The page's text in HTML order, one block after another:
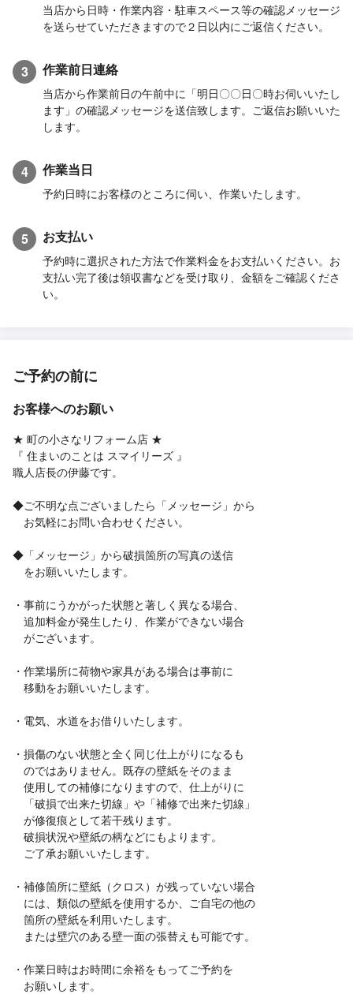
当店から日時・作業内容・駐車スペース等の確認メッセージ
を送らせていただきますので２日以内にご返信ください。
3 作業前日連絡
当店から作業前日の午前中に「明日〇〇日〇時お伺いいたし
ます」の確認メッセージを送信致します。ご返信お願いいた
します。
4 作業当日
予約日時にお客様のところに伺い、作業いたします。
5 お支払い
予約時に選択された方法で作業料金をお支払いください。お
支払い完了後は領収書などを受け取り、金額をご確認くださ
い。
ご予約の前に
お客様へのお願い
★ 町の小さなリフォーム店 ★
『 住まいのことは スマイリーズ 』
職人店長の伊藤です。
◆ご不明な点ございましたら「メッセージ」から
お気軽にお問い合わせください。
◆「メッセージ」から破損箇所の写真の送信
をお願いいたします。
・事前にうかがった状態と著しく異なる場合、
追加料金が発生したり、作業ができない場合
がございます。
・作業場所に荷物や家具がある場合は事前に
移動をお願いいたします。
・電気、水道をお借りいたします。
・損傷のない状態と全く同じ仕上がりになるも
のではありません。既存の壁紙をそのまま
使用しての補修になりますので、仕上がりに
「破損で出来た切線」や「補修で出来た切線」
が修復痕として若干残ります。
破損状況や壁紙の柄などにもよります。
ご了承お願いいたします。
・補修箇所に壁紙（クロス）が残っていない場合
には、類似の壁紙を使用するか、ご自宅の他の
箇所の壁紙を利用いたします。
または壁穴のある壁一面の張替えも可能です。
・作業日時はお時間に余裕をもってご予約を
お願いします。